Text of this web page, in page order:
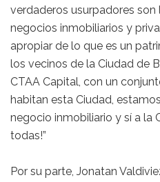
verdaderos usurpadores
negocios inmobiliarios y
apropiar de lo que es un
los vecinos de la Ciudad de
CTAA Capital, con un
habitan esta Ciudad,
negocio inmobiliario y sí a la
todas!”
Por su parte, Jonatan